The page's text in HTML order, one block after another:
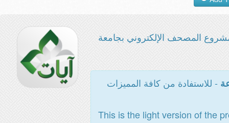
المصحف الإلكتروني بجامعة
- للاستفادة من كافة المميزات
This is the light version of the